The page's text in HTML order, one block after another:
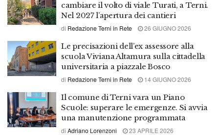
cambiare il volto di viale Turati, a Terni.
Nel 2027 l’apertura dei cantieri
di Redazione Terni in Rete 26 GIUGNO 2026
Le precisazioni dell’ex assessore alla
scuola Viviana Altamura sulla cittadella
universitaria a piazzale Bosco
di Redazione Terni in Rete 14 GIUGNO 2026
Il comune di Terni vara un Piano
Scuole: superare le emergenze. Si avvia
una manutenzione programmata
di Adriano Lorenzoni 23 APRILE 2026